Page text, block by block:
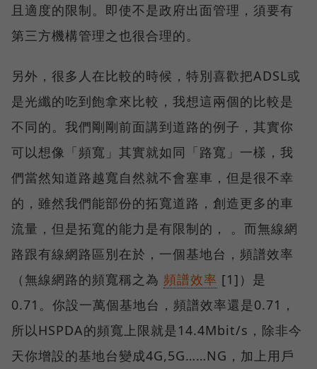
且適度的限制。即使不是政府出面管理，須要有
第三方機構管理之也很合理的。
另外，很多人在比較的時候，特別喜歡把ADSL或
是光纖的吃到飽拿來比較，我想這兩個的比較是
不同的。我們剛剛前面講到道路的例子，其實你
可以想像「頻寬」其實就如同「路寬」一樣，我
們當然知道路越寬自然就不會塞車，但是很不幸
的，雖然我們能部份的拓寬道路，創造更多的車
流量，但是拓寬的能力是有限制的， 。而無線網
路跟有線網路區別在於，一個基地台，頻譜效率
（無線網路的頻寬稱之為 頻譜效率 [1]）是
0.71。你設一萬個基地台，頻譜效率還是0.71，
所以HSPDA的頻寬上限就是14.4Mbit/s，除非今
天你增設的基地台變成4G,5G……NG，加上用戶